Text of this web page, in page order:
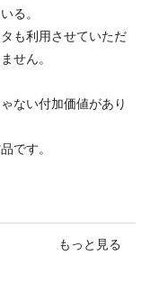
る。
も利用させていただ
せん。
ない付加価値があり
です。
もっと見る